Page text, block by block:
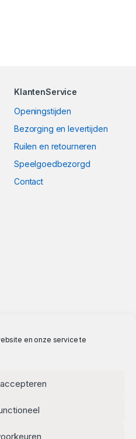
en onze service te
KlantenService
Openingstijden
Bezorging en levertijden
Ruilen en retourneren
Speelgoedbezorgd
Contact